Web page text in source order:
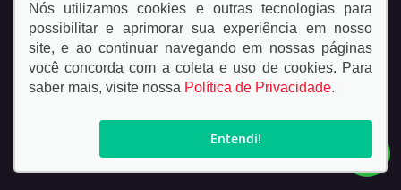
© Copyright 2026
privacidade.
Nós utilizamos cookies e outras tecnologias para
possibilitar e aprimorar sua experiência em nosso
site, e ao continuar navegando em nossas páginas
você concorda com a coleta e uso de cookies. Para
saber mais, visite nossa Política de Privacidade.
Entendi!